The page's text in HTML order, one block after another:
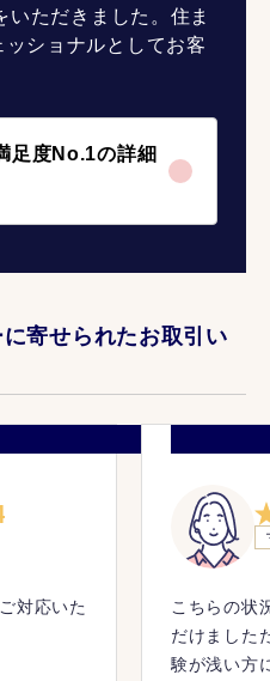
いただきました。住ま
ショナルとしてお客
足度No.1の詳細
寄せられたお取引い
対応いた
こちらの状
だけました
験が浅い方